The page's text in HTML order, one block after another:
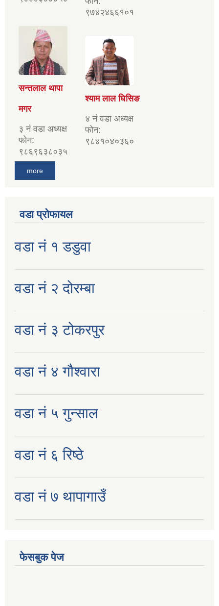
९७४२४६६१०१
सन्तलाल थापा
मगर
३ नं वडा अध्यक्ष
फोन:
९८६९६३८०३५
श्याम लाल घिसिङ
४ नं वडा अध्यक्ष
फोन:
९८४१०४०३६०
more
वडा प्रोफायल
वडा नं १ डडुवा
वडा नं २ दोरम्बा
वडा नं ३ टोकरपुर
वडा नं ४ गौश्वारा
वडा नं ५ गुन्साल
वडा नं ६ रिष्ठे
वडा नं ७ थापागाउँ
फेसबुक पेज